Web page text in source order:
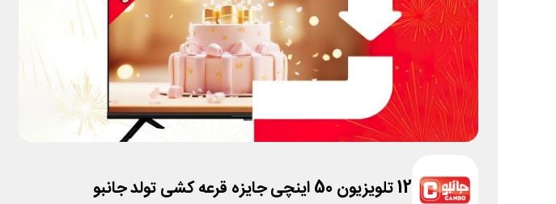
12 تلویزیون 50 اینچی جایزه قرعه کشی تولد جانبو